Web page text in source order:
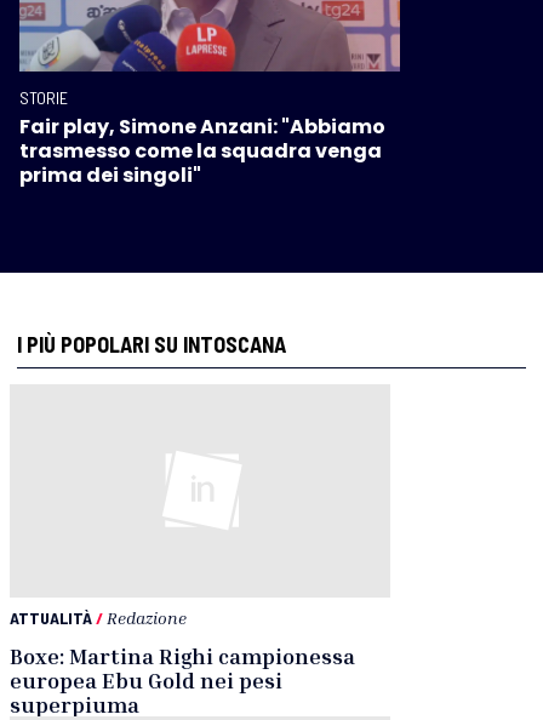
STORIE
Fair play, Simone Anzani: "Abbiamo
trasmesso come la squadra venga
prima dei singoli"
I PIÙ POPOLARI SU INTOSCANA
ATTUALITÀ/ Redazione
Boxe: Martina Righi campionessa
europea Ebu Gold nei pesi
superpiuma